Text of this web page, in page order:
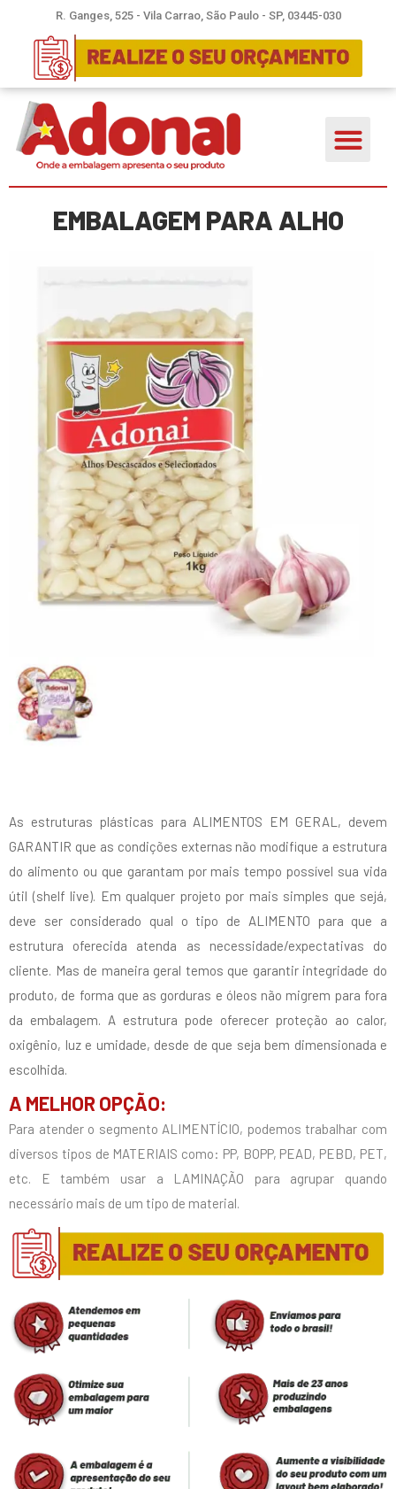
R. Ganges, 525 - Vila Carrao, São Paulo - SP, 03445-030
EMBALAGEM PARA ALHO
As estruturas plásticas para ALIMENTOS EM GERAL, devem
GARANTIR que as condições externas não modifique a estrutura
do alimento ou que garantam por mais tempo possível sua vida
útil (shelf live). Em qualquer projeto por mais simples que sejá,
deve ser considerado qual o tipo de ALIMENTO para que a
estrutura oferecida atenda as necessidade/expectativas do
cliente. Mas de maneira geral temos que garantir integridade do
produto, de forma que as gorduras e óleos não migrem para fora
da embalagem. A estrutura pode oferecer proteção ao calor,
oxigênio, luz e umidade, desde de que seja bem dimensionada e
escolhida.
A MELHOR OPÇÃO:
Para atender o segmento ALIMENTÍCIO, podemos trabalhar com
diversos tipos de MATERIAIS como: PP, BOPP, PEAD, PEBD, PET,
etc. E também usar a LAMINAÇÃO para agrupar quando
necessário mais de um tipo de material.